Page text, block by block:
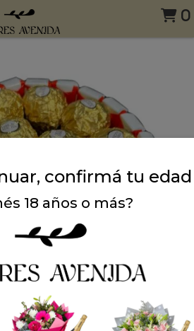
0
confirmá tu edad
18 años o más?